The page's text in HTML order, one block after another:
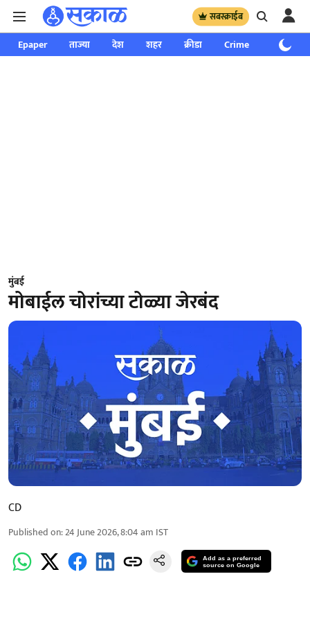
सबस्क्राईब
Epaper ताज्या देश शहर क्रीडा Crime साप्ताहिक
मुंबई
मोबाईल चोरांच्या टोळ्या जेरबंद
CD
Published on:24 June 2026, 8:04 am IST
Add as a preferred
source on Google